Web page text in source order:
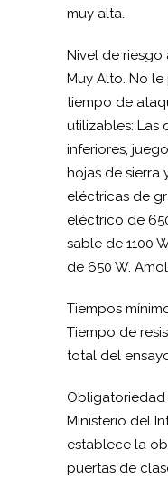
muy alta.
Nivel de riesgo
Muy Alto. No
tiempo de
utilizables: Las
inferiores,
hojas de sierra
eléctricas de
eléctrico de
sable de 1100
de 650 W.
Tiempos
Tiempo de
total del
Obligatoriedad
Ministerio del
establece la
puertas de